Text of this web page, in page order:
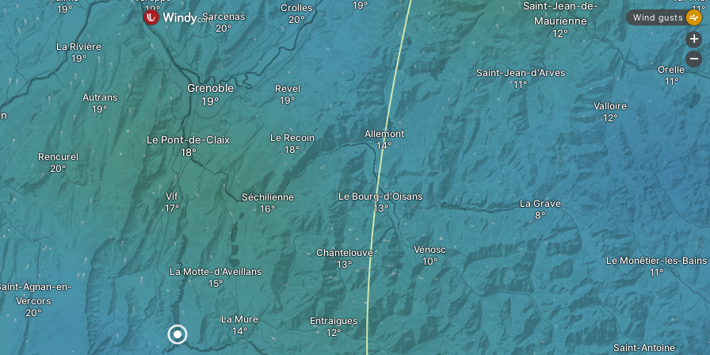
Agnan-en-
Vercors
Chantelouve
La Mure Entraigues
Séchilienne
La Motte-d'Aveillans
Vif
Autrans
Rencurel
La Rivière
Le Pont-de-Claix
Revel
Le Recoin
Grenoble
Crolles
Sarcenas
Vénosc
Le Bourg-d'Oisans
La Grave
Allemont
Saint-Jean-d'Arves
Le Monêtier-les-Bains
Saint-Antoine
Valloire
Saint-Jean-de-
Maurienne
Orelle
Wind gusts
+
-